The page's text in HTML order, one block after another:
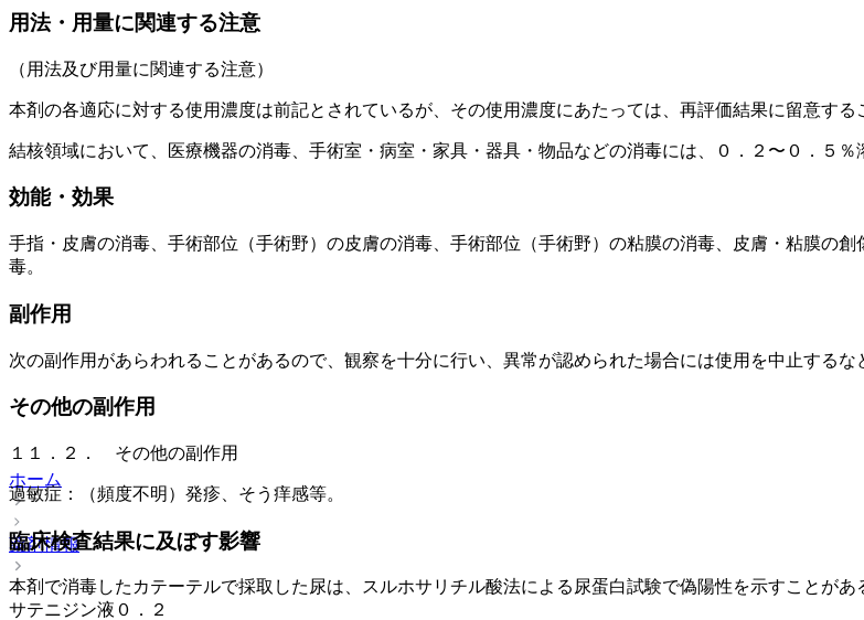
用法・用量に関連する注意
（用法及び用量に関連する注意）
本剤の各適応に対する使用濃度は前記とされているが、その使用濃度にあたっては、再評価結果に留意する
結核領域において、医療機器の消毒、手術室・病室・家具・器具・物品などの消毒には、０．２〜０．５
効能・効果
手指・皮膚の消毒、手術部位（手術野）の皮膚の消毒、手術部位（手術野）の粘膜の消毒、皮膚・粘膜の
毒。
副作用
次の副作用があらわれることがあるので、観察を十分に行い、異常が認められた場合には使用を中止するな
その他の副作用
１１．２． その他の副作用
過敏症：（頻度不明）発疹、そう痒感等。
臨床検査結果に及ぼす影響
本剤で消毒したカテーテルで採取した尿は、スルホサリチル酸法による尿蛋白試験で偽陽性を示すことがあ
ホーム
薬剤情報
サテニジン液０．２